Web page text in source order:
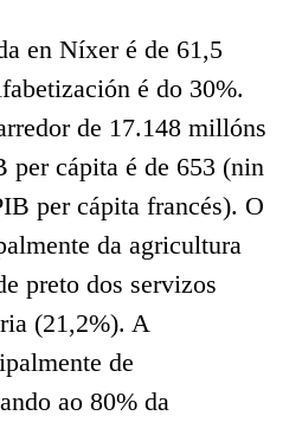
en Níxer é de 61,5
é do 30%.
de 17.148 millóns
per cápita é de 653 (nin
per cápita francés). O
da agricultura
preto dos servizos
(21,2%). A
de
ao 80% da